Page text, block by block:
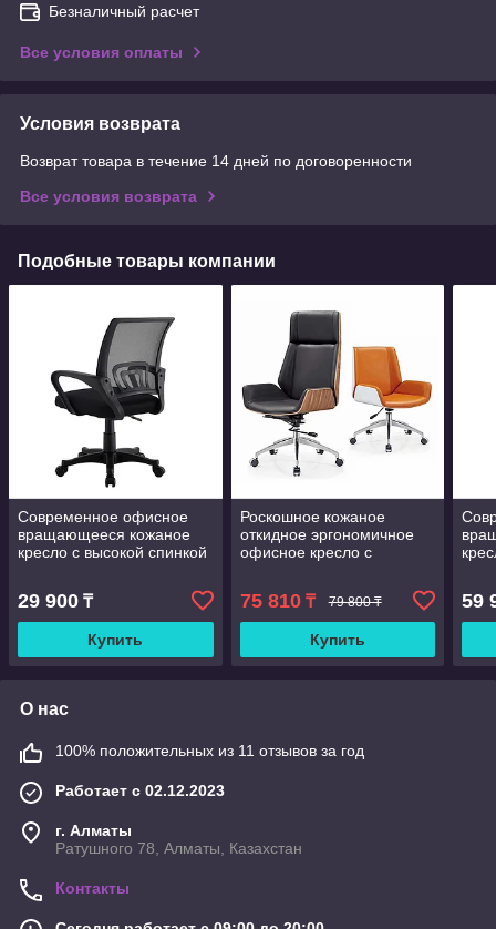
Безналичный расчет
Все условия оплаты
Условия возврата
Возврат товара в течение 14 дней по договоренности
Все условия возврата
Подобные товары компании
Современное офисное
вращающееся кожаное
кресло с высокой спинкой
подголовником дышащее
кресло для домашнего
офиса
29 900 ₸
Купить
Роскошное кожаное
откидное эргономичное
офисное кресло с
75 810₸ 79 800 ₸
Купить
59
О нас
100% положительных из 11 отзывов за год
Работает с 02.12.2023
г. Алматы
Ратушного 78, Алматы, Казахстан
Контакты